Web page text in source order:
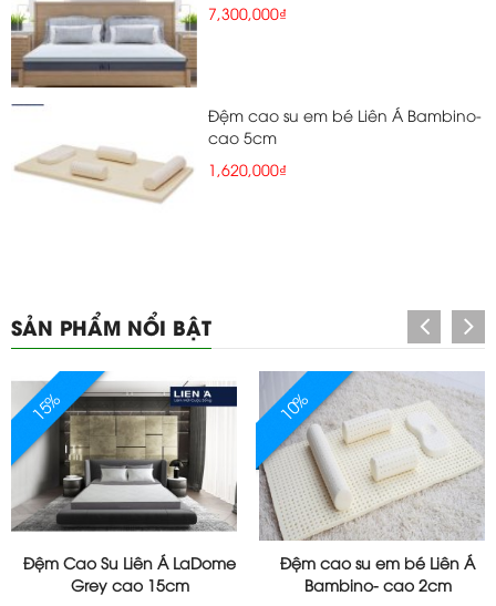
7,300,000₫
Đệm cao su em bé Liên Á Bambino-
cao 5cm
1,620,000₫
SẢN PHẨM NỔI BẬT
15%
Đệm Cao Su Liên Á LaDome
Grey cao 15cm
10%
Đệm cao su em bé Liên Á
Bambino- cao 2cm